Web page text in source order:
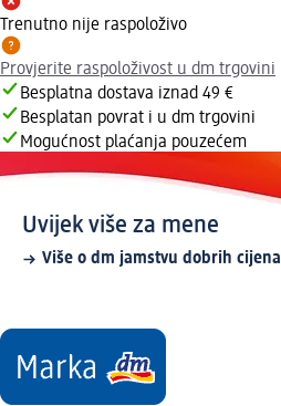
Trenutno nije raspoloživo
Provjerite raspoloživost u dm trgovini
Besplatna dostava iznad 49 €
Besplatan povrat i u dm trgovini
Mogućnost plaćanja pouzećem
Uvijek više za mene
Više o dm jamstvu dobrih cijena